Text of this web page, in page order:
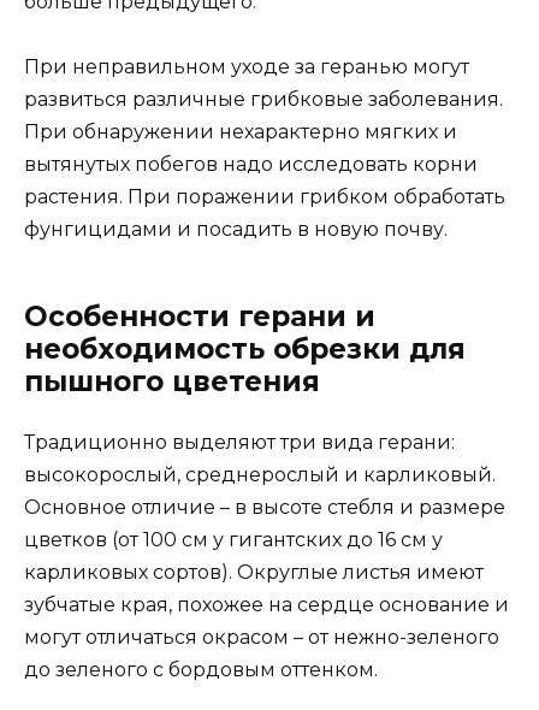
При неправильном уходе за геранью могут
развиться различные грибковые заболевания.
При обнаружении нехарактерно мягких и
вытянутых побегов надо исследовать корни
растения. При поражении грибком обработать
фунгицидами и посадить в новую почву.
Особенности герани и
необходимость обрезки для
пышного цветения
Традиционно выделяют три вида герани:
высокорослый, среднерослый и карликовый.
Основное отличие – в высоте стебля и размере
цветков (от 100 см у гигантских до 16 см у
карликовых сортов). Округлые листья имеют
зубчатые края, похожее на сердце основание и
могут отличаться окрасом – от нежно-зеленого
до зеленого с бордовым оттенком.